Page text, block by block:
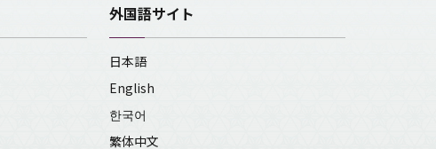
外国語サイト
日本語
English
한국어
繁体中文